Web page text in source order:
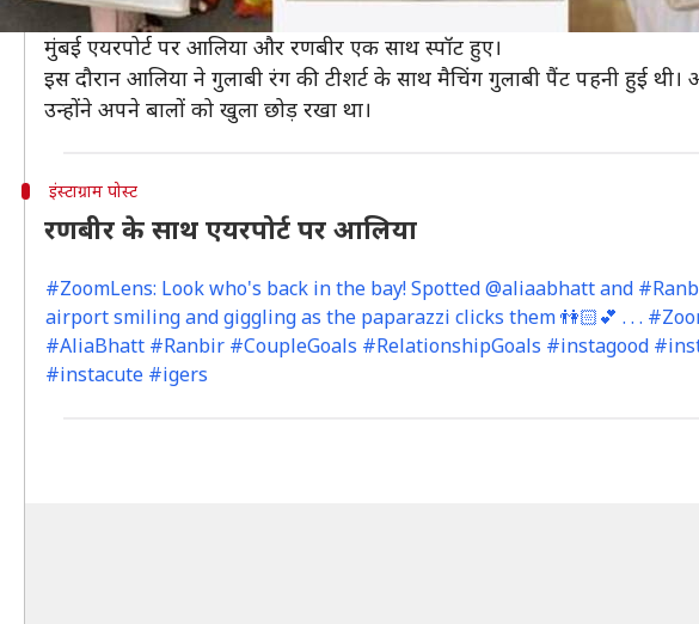
आलिया, अपने बॉयफ्रेंड रणबीर कपूर के साथ छुट्टियां मनाकर मुंबई वापस लौटीं।
मुंबई एयरपोर्ट पर आलिया और रणबीर एक साथ स्पॉट हुए।
इस दौरान आलिया ने गुलाबी रंग की टीशर्ट के साथ मैचिंग गुलाबी पैंट पहनी हुई
उन्होंने अपने बालों को खुला छोड़ रखा था।
इंस्टाग्राम पोस्ट
रणबीर के साथ एयरपोर्ट पर आलिया
#ZoomLens: Look who's back in the bay! Spotted @aliaabhatt and
airport smiling and giggling as the paparazzi clicks them 👫🏻💕 . . .
#AliaBhatt #Ranbir #CoupleGoals #RelationshipGoals #instagood
#instacute #igers